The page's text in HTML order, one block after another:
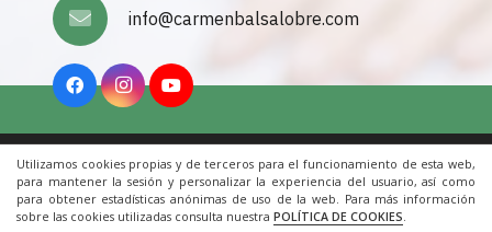
Utilizamos cookies propias y de terceros para el funcionamiento de esta web,
para mantener la sesión y personalizar la experiencia del usuario, así como
para obtener estadísticas anónimas de uso de la web. Para más información
sobre las cookies utilizadas consulta nuestra POLÍTICA DE COOKIES.
info@carmenbalsalobre.com
Inicio|Aviso Legal|Cookies|Contacto
© 2022 Todos los derechos reservados. Una web de